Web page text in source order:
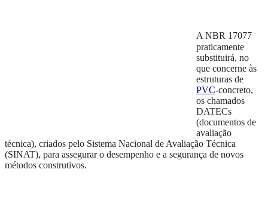
A NBR 17077
praticamente
substituirá, no
que concerne às
estruturas de
PVC-concreto,
os chamados
DATECs
(documentos de
avaliação
técnica), criados pelo Sistema Nacional de Avaliação Técnica
(SINAT), para assegurar o desempenho e a segurança de novos
métodos construtivos.